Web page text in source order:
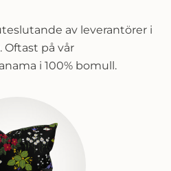
av leverantörer i
Oftast på vår
i 100% bomull.